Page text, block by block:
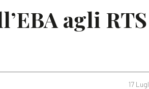
agli RTS
17